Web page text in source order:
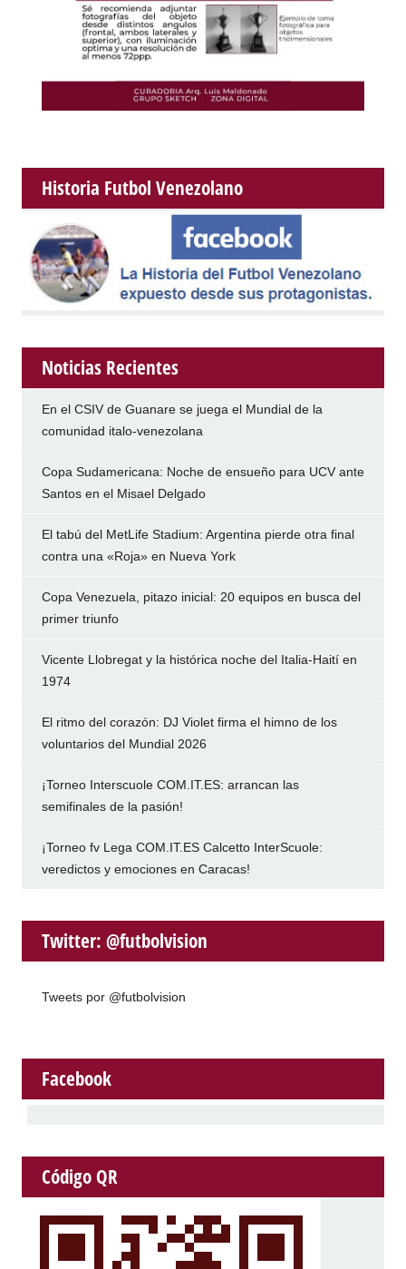
Historia Futbol Venezolano
Noticias Recientes
En el CSIV de Guanare se juega el Mundial de la
comunidad italo-venezolana
Copa Sudamericana: Noche de ensueño para UCV ante
Santos en el Misael Delgado
El tabú del MetLife Stadium: Argentina pierde otra final
contra una «Roja» en Nueva York
Copa Venezuela, pitazo inicial: 20 equipos en busca del
primer triunfo
Vicente Llobregat y la histórica noche del Italia-Haití en
1974
El ritmo del corazón: DJ Violet firma el himno de los
voluntarios del Mundial 2026
¡Torneo Interscuole COM.IT.ES: arrancan las
semifinales de la pasión!
¡Torneo fv Lega COM.IT.ES Calcetto InterScuole:
veredictos y emociones en Caracas!
Twitter: @futbolvision
Tweets por @futbolvision
Facebook
Código QR